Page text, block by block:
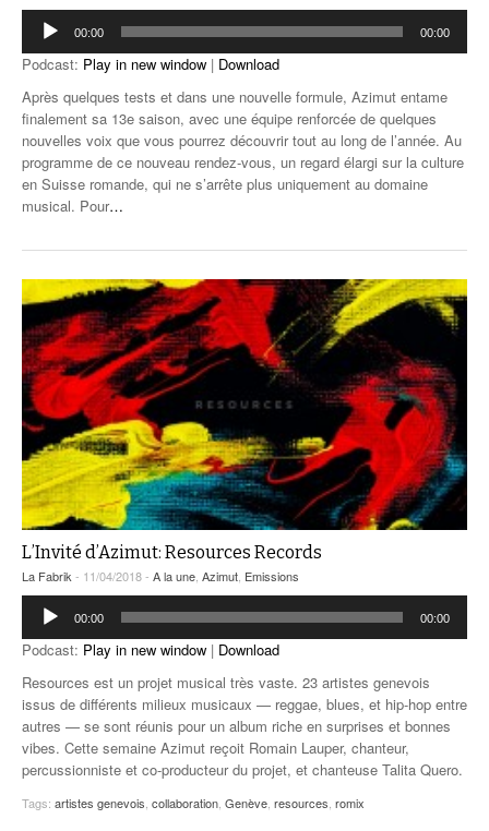
Lecteur
audio
00:00 00:00
Podcast: Play in new window | Download
Après quelques tests et dans une nouvelle formule, Azimut entame
finalement sa 13e saison, avec une équipe renforcée de quelques
nouvelles voix que vous pourrez découvrir tout au long de l’année. Au
programme de ce nouveau rendez-vous, un regard élargi sur la culture
en Suisse romande, qui ne s’arrête plus uniquement au domaine
musical. Pour…
L’Invité d’Azimut: Resources Records
La Fabrik- 11/04/2018 - A la une, Azimut, Emissions
Lecteur
audio
00:00 00:00
Podcast: Play in new window | Download
Resources est un projet musical très vaste. 23 artistes genevois
issus de différents milieux musicaux — reggae, blues, et hip-hop entre
autres — se sont réunis pour un album riche en surprises et bonnes
vibes. Cette semaine Azimut reçoit Romain Lauper, chanteur,
percussionniste et co-producteur du projet, et chanteuse Talita Quero.
Tags: artistes genevois, collaboration, Genève, resources, romix